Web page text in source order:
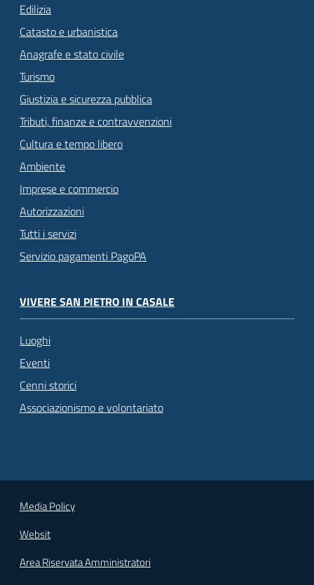
Edilizia
Catasto e urbanistica
Anagrafe e stato civile
Turismo
Giustizia e sicurezza pubblica
Tributi, finanze e contravvenzioni
Cultura e tempo libero
Ambiente
Imprese e commercio
Autorizzazioni
Tutti i servizi
Servizio pagamenti PagoPA
VIVERE SAN PIETRO IN CASALE
Luoghi
Eventi
Cenni storici
Associazionismo e volontariato
Media Policy
Websit
Area Riservata Amministratori